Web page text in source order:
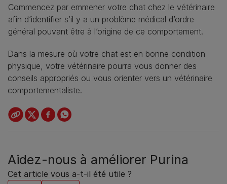
Commencez par emmener votre chat chez le vétérinaire
afin d’identifier s’il y a un problème médical d’ordre
général pouvant être à l’origine de ce comportement.
Dans la mesure où votre chat est en bonne condition
physique, votre vétérinaire pourra vous donner des
conseils appropriés ou vous orienter vers un vétérinaire
comportementaliste.
Aidez-nous à améliorer Purina
Cet article vous a-t-il été utile ?